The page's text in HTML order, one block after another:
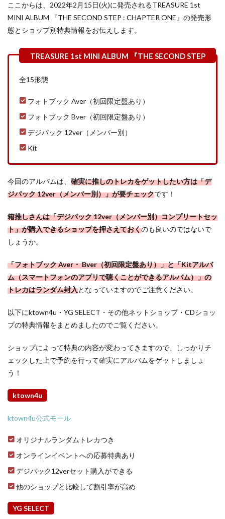
ここからは、2022年2月15日(火)に発売されるTREASURE 1st
MINI ALBUM 『THE SECOND STEP : CHAPTER ONE』の発売形
態とショップ別特典情報をお伝えします。
全15形態
フォトブック Aver（初回限定盤あり）
フォトブック Bver（初回限定盤あり）
デジパック 12ver（メンバー別）
Kit
今回のアルバムは、 確実に推しのトレカをゲットしたい方は「デ
ジパック 12ver（メンバー別）」が要チェックです！
箱推しさんは「デジパック 12ver（メンバー別）コンプリートセッ
ト」が購入できるショップを押さえておくのも良いのではないで
しょうか。
「フォトブック Aver・Bver（初回限定盤あり）」と「Kitアルバ
ム（スマートフォンのアプリで聴くことができるアルバム）」の
トレカはランダム封入となっていますのでご注意ください。
以下にktown4u・YG SELECT・その他ネットショップ・CDショッ
プの特典情報をまとめましたのでご覧ください。
ショップによって特典の内容が変わってきますので、しっかりチ
ェックした上で予約を行って確実にアルバムをゲットしましょ
う！
ktown4u
ktown4u公式モール
オリジナルランダムトレカつき
オンラインイベントへの応募特典あり
デジパック12verセット購入ができる
他のショップと比較して割引率が高め
YG SELECT